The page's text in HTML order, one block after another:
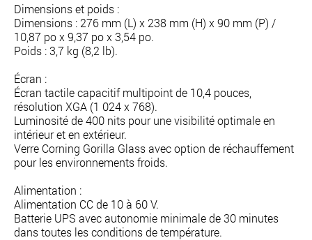
Dimensions et poids :
Dimensions : 276 mm (L) x 238 mm (H) x 90 mm (P) /
10,87 po x 9,37 po x 3,54 po.
Poids : 3,7 kg (8,2 lb).
Écran :
Écran tactile capacitif multipoint de 10,4 pouces,
résolution XGA (1 024 x 768).
Luminosité de 400 nits pour une visibilité optimale en
intérieur et en extérieur.
Verre Corning Gorilla Glass avec option de réchauffement
pour les environnements froids.
Alimentation :
Alimentation CC de 10 à 60 V.
Batterie UPS avec autonomie minimale de 30 minutes
dans toutes les conditions de température.